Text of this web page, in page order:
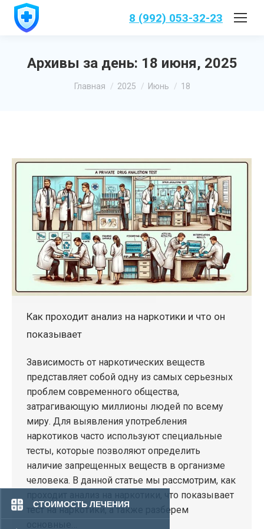
СТОИМОСТЬ ЛЕЧЕНИЯ
8 (992) 053-32-23
Архивы за день: 18 июня, 2025
Вы здесь:
Главная 2025 Июнь 18
Как проходит анализ на наркотики и что он
показывает
Зависимость от наркотических веществ
представляет собой одну из самых серьезных
проблем современного общества,
затрагивающую миллионы людей по всему
миру. Для выявления употребления
наркотиков часто используют специальные
тесты, которые позволяют определить
наличие запрещенных веществ в организме
человека. В данной статье мы рассмотрим, как
проходит анализ на наркотики, что показывает
тест на наркотики, а также разберем